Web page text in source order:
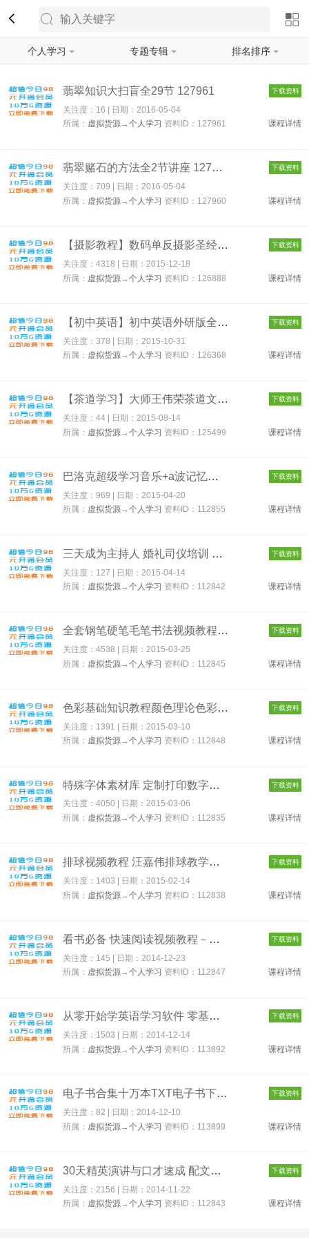
个人学习 专题专辑 排名排序
翡翠知识大扫盲全29节 127961 下载资料
关注度：16 | 日期： 2016-05-04
所属： 虚拟货源→个人学习 资料ID：127961 课程详情
翡翠赌石的方法全2节讲座 127960 下载资料
关注度：709 | 日期：2016-05-04
所属： 虚拟货源→个人学习 资料ID：127960 课程详情
【摄影教程】数码单反摄影圣经 126888 下载资料
关注度：4318 | 日期：2015-12-18
所属： 虚拟货源→个人学习 资料ID：126888 课程详情
【初中英语】初中英语外研版全套学习视频 126368 下载资料
关注度：378 | 日期： 2015-10-31
所属： 虚拟货源→个人学习 资料ID：126368 课程详情
【茶道学习】大师王伟荣茶道文化知识讲座教程视频 125499 下载资料
关注度：44 | 日期：2015-08-14
所属： 虚拟货源→个人学习 资料ID：125499 课程详情
巴洛克超级学习音乐+a波记忆音乐+罗扎夫记忆音乐 112855 下载资料
关注度：969 | 日期：2015-04-20
所属： 虚拟货源→个人学习 资料ID：112855 课程详情
三天成为主持人 婚礼司仪培训 商业婚庆礼音乐台词视频教程资料 1... 下载资料
关注度：127 | 日期： 2015-04-14
所属： 虚拟货源→个人学习 资料ID：112842 课程详情
全套钢笔硬笔毛笔书法视频教程 钱元培庞中华行书隶书教学大全 11... 下载资料
关注度：4538 | 日期：2015-03-25
所属： 虚拟货源→个人学习 资料ID：112845 课程详情
色彩基础知识教程颜色理论色彩构成美术基础视频艺术设计 112848 下载资料
关注度：1391 | 日期： 2015-03-10
所属： 虚拟货源→个人学习 资料ID：112848 课程详情
特殊字体素材库 定制打印数字号码9P点阵票据TTF字库机打英文汉字... 下载资料
关注度：4050 | 日期：2015-03-06
所属： 虚拟货源→个人学习 资料ID：112835 课程详情
排球视频教程 汪嘉伟排球教学片 排球技巧及打法 排球学习教程 11... 下载资料
关注度：1403 | 日期：2015-02-14
所属： 虚拟货源→个人学习 资料ID：112838 课程详情
看书必备 快速阅读视频教程－超速一分钟速读3000字特级训练法 11... 下载资料
关注度：145 | 日期： 2014-12-23
所属： 虚拟货源→个人学习 资料ID：112847 课程详情
从零开始学英语学习软件 零基础学英语必备 自学英语零基础入门-赠... 下载资料
关注度：1503 | 日期：2014-12-14
所属： 虚拟货源→个人学习 资料ID：113892 课程详情
电子书合集十万本TXT电子书下载 113899 下载资料
关注度：82 | 日期：2014-12-10
所属： 虚拟货源→个人学习 资料ID：113899 课程详情
30天精英演讲与口才速成 配文字教程 112843 下载资料
关注度：2156 | 日期： 2014-11-22
所属： 虚拟货源→个人学习 资料ID：112843 课程详情